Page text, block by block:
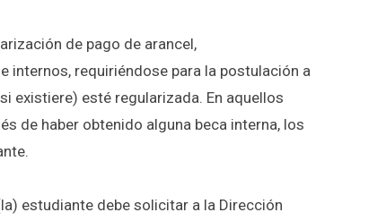
de pago de arancel,
internos, requiriéndose para la postulación a
existiere) esté regularizada. En aquellos
de haber obtenido alguna beca interna, los
estudiante debe solicitar a la Dirección